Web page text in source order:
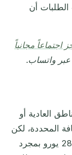
بيانات الطلبات أن
اجتماعاً مجانياً
عبر واتساب.
يورو في المناطق العادية أو
المحددة، لكن
التكلفة الإجمالية حوالي 260,000-280,000 يورو بمجرد